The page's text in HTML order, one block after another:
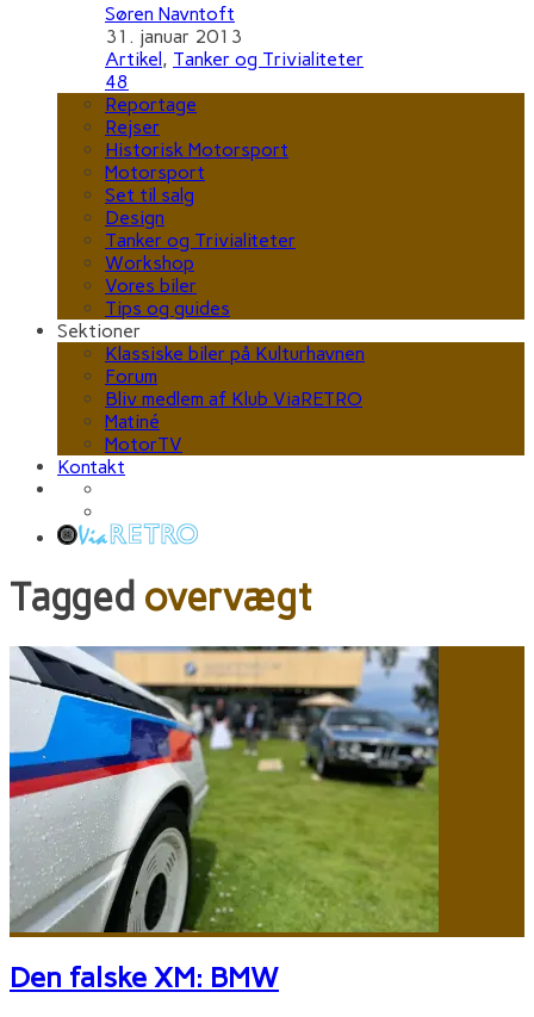
Søren Navntoft
31. januar 2013
Artikel, Tanker og Trivialiteter
48
Reportage
Rejser
Historisk Motorsport
Motorsport
Set til salg
Design
Tanker og Trivialiteter
Workshop
Vores biler
Tips og guides
Sektioner
Klassiske biler på Kulturhavnen
Forum
Bliv medlem af Klub ViaRETRO
Matiné
MotorTV
Kontakt
Tagged overvægt
Den falske XM: BMW